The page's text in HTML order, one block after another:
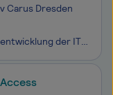
Carus Dresden
Betrieb, Betreuung und Weiterentwicklung der IT-Systeme, IT-Infrastruktur sowie von Spezial- und Fachanwendungen in Kliniken, Instituten und Verwaltung Nutzerbetreuung und IT-Support sowie Unterstützung beim Einsatz von Medizin- und Medientechnik Installation, Wartung und Administration vo